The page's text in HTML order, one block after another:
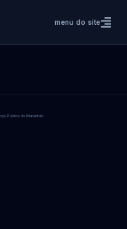
menu do site
Pública do Maranhão